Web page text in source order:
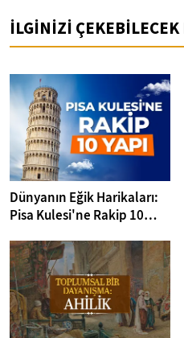
İLGİNİZİ
Dünyanın Eğik Harikaları:
Pisa Kulesi'ne Rakip 10